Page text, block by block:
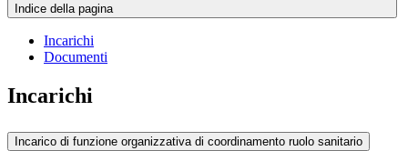
Indice della pagina
Incarichi
Documenti
Incarichi
Incarico di funzione organizzativa di coordinamento ruolo sanitario